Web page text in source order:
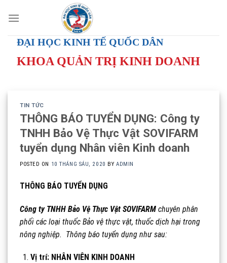
ĐẠI HỌC KINH TẾ QUỐC DÂN
KHOA QUẢN TRỊ KINH DOANH
TIN TỨC
THÔNG BÁO TUYỂN DỤNG: Công ty
TNHH Bảo Vệ Thực Vật SOVIFARM
tuyển dụng Nhân viên Kinh doanh
POSTED ON 10 THÁNG SÁU, 2020 BY ADMIN
THÔNG BÁO TUYỂN DỤNG
Công ty TNHH Bảo Vệ Thực Vật SOVIFARM chuyên phân
phối các loại thuốc Bảo vệ thực vật, thuốc dịch hại trong
nông nghiệp. Thông báo tuyển dụng như sau:
Vị trí: NHÂN VIÊN KINH DOANH